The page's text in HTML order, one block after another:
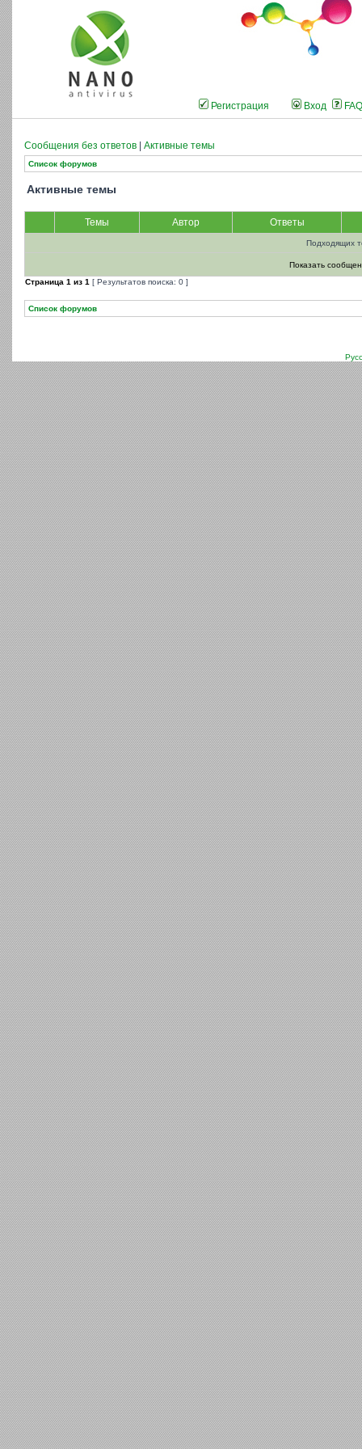
Регистрация Вход FAQ
Сообщения без ответов Активные темы
Список форумов
Активные темы
Темы Автор Ответы
Подходящих
Показать
Страница 1 из 1 [ Результатов поиска: 0 ]
Список форумов